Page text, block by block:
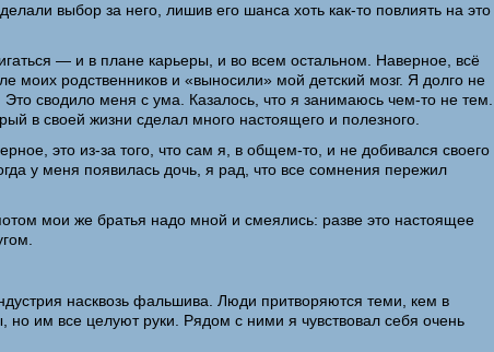
выбор за него, лишив его шанса хоть как-то повлиять на это
— и в плане карьеры, и во всем остальном. Наверное, всё
родственников и «выносили» мой детский мозг. Я долго не
сводило меня с ума. Казалось, что я занимаюсь чем-то не тем.
в своей жизни сделал много настоящего и полезного.
это из-за того, что сам я, в общем-то, и не добивался своего
у меня появилась дочь, я рад, что все сомнения пережил
мои же братья надо мной и смеялись: разве это настоящее
насквозь фальшива. Люди притворяются теми, кем в
им все целуют руки. Рядом с ними я чувствовал себя очень